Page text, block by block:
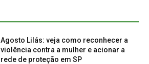
Agosto Lilás: veja como reconhecer a
violência contra a mulher e acionar a
rede de proteção em SP